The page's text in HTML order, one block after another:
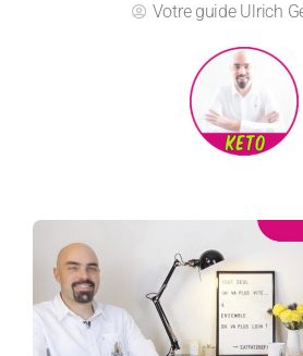
Votre guideUlrich